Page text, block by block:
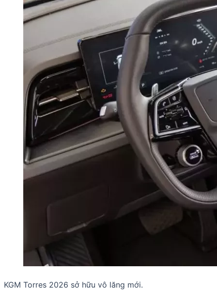
KGM Torres 2026 sở hữu vô lăng mới.